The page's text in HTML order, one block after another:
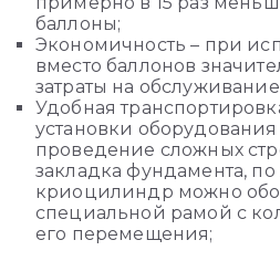
баллоны;
Экономичность – при
вместо баллонов
затраты на обслуживание
Удобная
установки оборудования
проведение сложных
закладка фундамента,
криоцилиндр можно
специальной рамой с
его перемещения;